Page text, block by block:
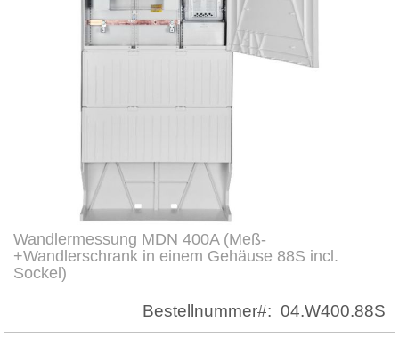
Wandlermessung MDN 400A (Meß-
+Wandlerschrank in einem Gehäuse 88S incl.
Sockel)
Bestellnummer 04.W400.88S
Zum
Anfang
springen